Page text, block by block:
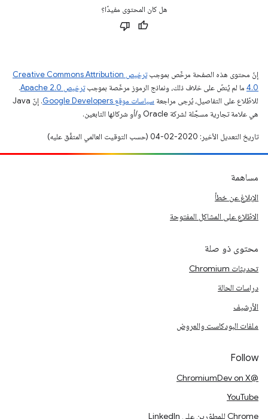
هل كان المحتوى مفيدًا؟
إنّ محتوى هذه الصفحة مرخّص بموجب
ترخيص Creative Commons Attribution
4.0‏ ما لم يُنصّ على خلاف ذلك، ونماذج الرموز مرخّصة بموجبترخيص Apache 2.0‏
.
للاطّلاع على التفاصيل، يُرجى مراجعة سياسات موقع Google Developers‏
. إنّ Java
هي علامة تجارية مسجَّلة لشركة Oracle و/أو شركائها التابعين.
تاريخ التعديل الأخير: 2020-02-04 (حسب التوقيت العالمي المتفَّق عليه)
مساهمة
الإبلاغ عن خطأ
الاطّلاع على المشاكل المفتوحة
محتوى ذو صلة
تحديثات Chromium
دراسات الحالة
الأرشيف
ملفات البودكاست والعروض
Follow
@ChromiumDev on X
YouTube
Chrome للمطوّرين على LinkedIn